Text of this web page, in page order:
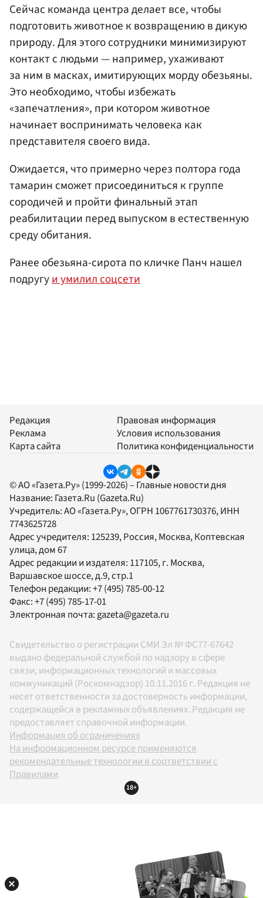
Сейчас команда центра делает все, чтобы
подготовить животное к возвращению в дикую
природу. Для этого сотрудники минимизируют
контакт с людьми — например, ухаживают
за ним в масках, имитирующих морду обезьяны.
Это необходимо, чтобы избежать
«запечатления», при котором животное
начинает воспринимать человека как
представителя своего вида.
Ожидается, что примерно через полтора года
тамарин сможет присоединиться к группе
сородичей и пройти финальный этап
реабилитации перед выпуском в естественную
среду обитания.
Ранее обезьяна-сирота по кличке Панч нашел
подругуи умилил соцсети
Редакция
Реклама
Карта сайта
Правовая информация
Условия использования
Политика конфиденциальности
© АО «Газета.Ру» (1999-2026) – Главные новости дня
Название: Газета.Ru (Gazeta.Ru)
Учредитель:АО «Газета.Ру», ОГРН 1067761730376, ИНН
7743625728
Адрес учредителя: 125239, Россия, Москва, Коптевская
улица, дом 67
Адрес редакции и издателя: 117105, г. Москва,
Варшавское шоссе, д.9, стр.1
Телефон редакции:+7 (495) 785-00-12
Факс:+7 (495) 785-17-01
Электронная почта: gazeta@gazeta.ru
Свидетельство о регистрации СМИ Эл № ФС77-67642
выдано федеральной службой по надзору в сфере
связи, информационных технологий и массовых
коммуникаций (Роскомнадзор) 10.11.2016 г. Редакция не
несет ответственности за достоверность информации,
содержащейся в рекламных объявлениях. Редакция не
предоставляет справочной информации.
Информация об ограничениях
На информационном ресурсе применяются
рекомендательные технологии в соответствии с
Правилами
18+